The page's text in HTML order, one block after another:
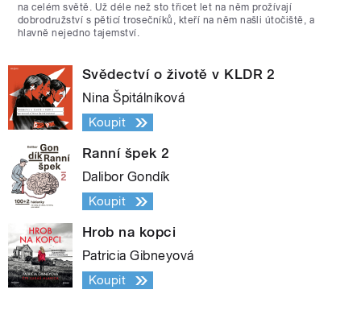
na celém světě. Už déle než sto třicet let na něm prožívají
dobrodružství s pěticí trosečníků, kteří na něm našli útočiště, a
hlavně nejedno tajemství.
Svědectví o životě v KLDR 2
Nina Špitálníková
Koupit
Ranní špek 2
Dalibor Gondík
Koupit
Hrob na kopci
Patricia Gibneyová
Koupit